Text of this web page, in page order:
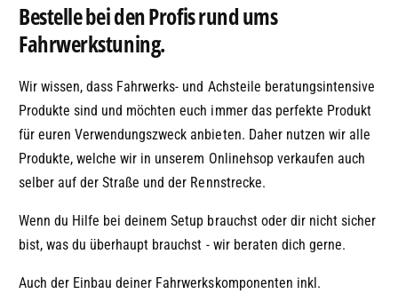
Bestelle bei den Profis rund ums
Fahrwerkstuning.
Wir wissen, dass Fahrwerks- und Achsteile beratungsintensive
Produkte sind und möchten euch immer das perfekte Produkt
für euren Verwendungszweck anbieten. Daher nutzen wir alle
Produkte, welche wir in unserem Onlinehsop verkaufen auch
selber auf der Straße und der Rennstrecke.
Wenn du Hilfe bei deinem Setup brauchst oder dir nicht sicher
bist, was du überhaupt brauchst - wir beraten dich gerne.
Auch der Einbau deiner Fahrwerkskomponenten inkl.